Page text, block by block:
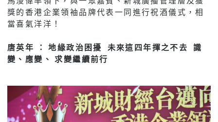
獎的香港企業領袖品牌代表一同進行祝酒儀式，相
當喜氣洋洋！
唐英年 ： 地緣政治困擾 未來這四年揮之不去 識
變、應變、 求變繼續前行